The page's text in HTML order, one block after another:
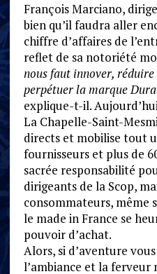
François Marciano,
bien qu’il faudra aller
chiffre d’affaires de
reflet de sa notoriété
nous faut innover,
perpétuer la marque
explique-t-il.
La Chapelle-Saint-
directs et mobilise tout
fournisseurs et plus de
sacrée responsabilité
dirigeants de la Scop,
consommateurs, même
le made in France se
pouvoir d’achat.
Alors, si d’aventure
l’ambiance et la ferveur